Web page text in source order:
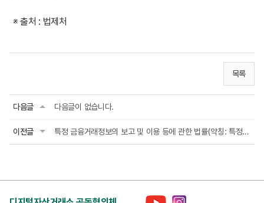
※ 출처 : 법제처
목록
다음글 다음글이 없습니다.
이전글 특정 금융거래정보의 보고 및 이용 등에 관한 법률(약칭: 특정금융정보법)